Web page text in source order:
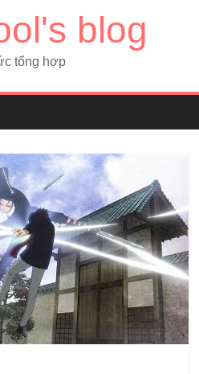
blog
tổng hợp